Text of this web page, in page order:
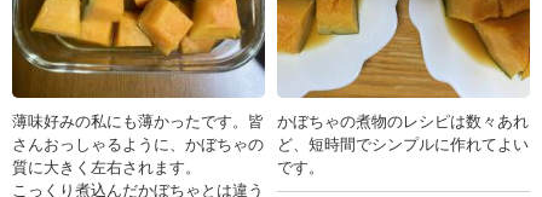
薄味好みの私にも薄かったです。皆
さんおっしゃるように、かぼちゃの
質に大きく左右されます。
こっくり煮込んだかぼちゃとは違う
かぼちゃの煮物のレシピは数々あれ
ど、短時間でシンプルに作れてよい
です。